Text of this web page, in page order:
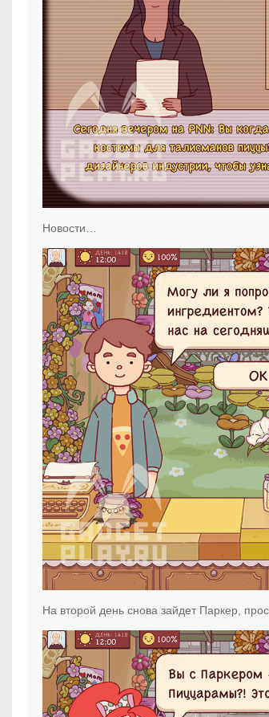
Новости…
На второй день снова зайдет Паркер,